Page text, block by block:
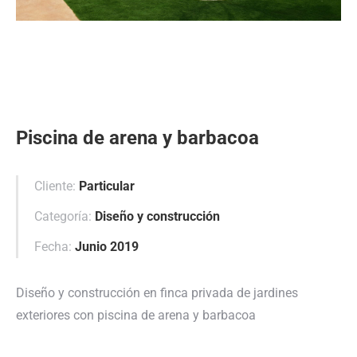
Piscina de arena y barbacoa
Cliente: Particular
Categoría: Diseño y construcción
Fecha: Junio 2019
Diseño y construcción en finca privada de jardines
exteriores con piscina de arena y barbacoa